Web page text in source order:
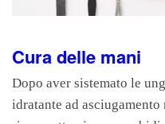
Cura delle mani
Dopo aver sistemato le
idratante ad